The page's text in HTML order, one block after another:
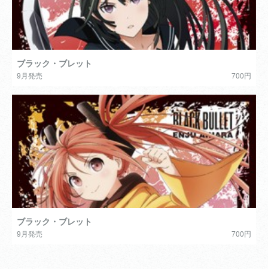
ブラック・ブレット
9月発売 700円
ブラック・ブレット
9月発売 700円